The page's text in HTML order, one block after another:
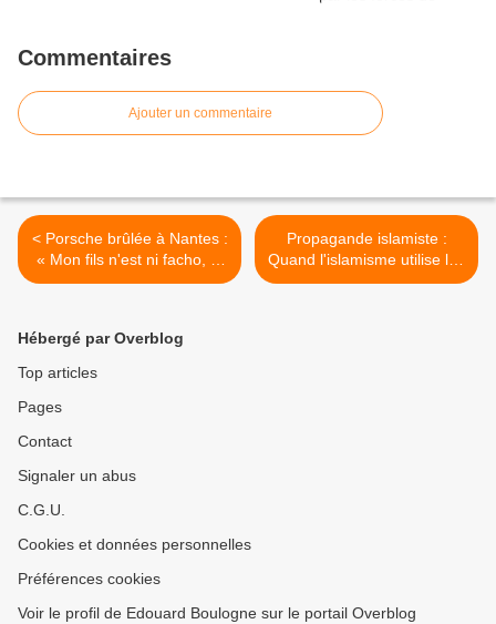
Commentaires
Ajouter un commentaire
< Porsche brûlée à Nantes :
« Mon fils n'est ni facho, ni
capitaliste »
Propagande islamiste :
Quand l'islamisme utilise les
armes de l'occident pour
Hébergé par Overblog
Top articles
Pages
Contact
Signaler un abus
C.G.U.
Cookies et données personnelles
Préférences cookies
Voir le profil de Edouard Boulogne sur le portail Overblog